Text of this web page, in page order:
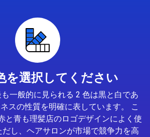
を選択してください
一般的に見られる 2 色は黒と白であ
スの性質を明確に表しています。 こ
と青も理髪店のロゴデザインによく使
し、ヘアサロンが市場で競争力を高